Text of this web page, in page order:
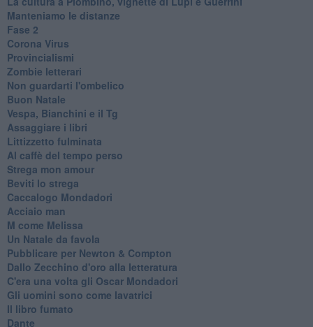
Manteniamo le distanze
Fase 2
Corona Virus
Provincialismi
Zombie letterari
Non guardarti l'ombelico
Buon Natale
Vespa, Bianchini e il Tg
Assaggiare i libri
Littizzetto fulminata
Al caffè del tempo perso
Strega mon amour
Beviti lo strega
Caccalogo Mondadori
Acciaio man
M come Melissa
Un Natale da favola
Pubblicare per Newton & Compton
Dallo Zecchino d'oro alla letteratura
C'era una volta gli Oscar Mondadori
Gli uomini sono come lavatrici
Il libro fumato
Dante